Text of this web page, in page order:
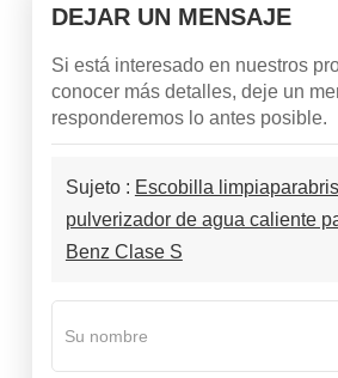
DEJAR UN MENSAJE
Si está interesado en nuestros
conocer más detalles, deje un
responderemos lo antes posible.
Sujeto : Escobilla
pulverizador de agua caliente
Benz Clase S